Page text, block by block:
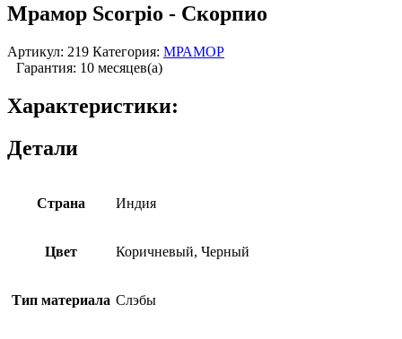
Мрамор Scorpio - Скорпио
Артикул: 219 Категория: МРАМОР
Гарантия: 10 месяцев(а)
Характеристики:
Детали
Страна Индия
Цвет Коричневый, Черный
Тип материала Слэбы